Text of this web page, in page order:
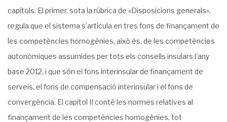
capítols. El primer, sota la rúbrica de «Disposicions generals»,
regula que el sistema s’articula en tres fons de finançament de
les competències homogènies, això és, de les competències
autonòmiques assumides per tots els consells insulars l’any
base 2012, i que són el fons interinsular de finançament de
serveis, el fons de compensació interinsular i el fons de
convergència. El capítol II conté les normes relatives al
finançament de les competències homogènies, tot